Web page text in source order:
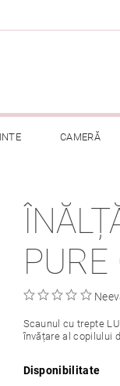
CAMERĂ
PURE
Scaunul cu trepte
învățare al copilului
Disponibilitate